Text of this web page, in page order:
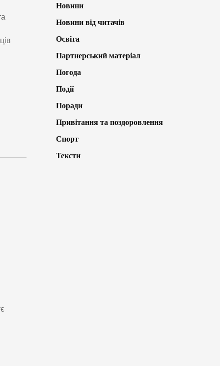
Новини
Новини від читачів
Освіта
Партнерський матеріал
Погода
Події
Поради
Привітання та поздоровлення
Спорт
Тексти